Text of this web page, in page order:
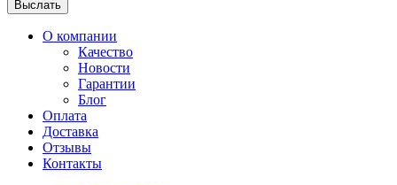
О компании
Качество
Новости
Гарантии
Блог
Оплата
Доставка
Отзывы
Контакты